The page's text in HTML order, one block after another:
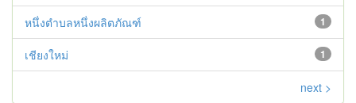
1
หนึ่งตำบลหนึ่งผลิตภัณฑ์
1
เชียงใหม่
next >